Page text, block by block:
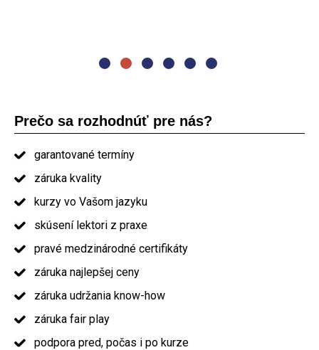
Prečo sa rozhodnúť pre nás?
garantované termíny
záruka kvality
kurzy vo Vašom jazyku
skúsení lektori z praxe
pravé medzinárodné certifikáty
záruka najlepšej ceny
záruka udržania know-how
záruka fair play
podpora pred, počas i po kurze